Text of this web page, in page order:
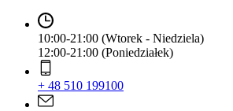
10:00-21:00 (Wtorek - Niedziela)
12:00-21:00 (Poniedziałek)
+ 48 510 199100